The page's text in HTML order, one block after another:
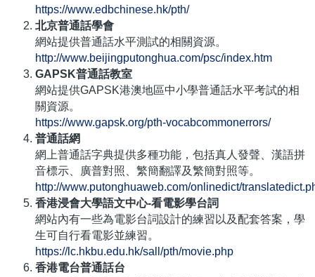
https://www.edbchinese.hk/pth/
北京普通話學會
網站提供普通話水平測試的相關資源。
http://www.beijingputonghua.com/psc/index.htm
GAPSK普通話教室
網站提供GAPSK港澳地區中小學普通話水平考試的相
關資源。
https://www.gapsk.org/pth-vocabcommonerrors/
普通話網
網上普通話字典提供多種功能，包括真人發聲、漢語拼
音標示、廣普對照、繁簡翻譯及繁簡對照等。
http://www.putonghuaweb.com/onlinedict/
香港浸會大學語文中心-看電影學台詞
網站內有一些為電影台詞設計的練習以及配套答案，學
生可自行看電影並練習。
https://lc.hkbu.edu.hk/sall/pth/movie.php
香港電台普通話台